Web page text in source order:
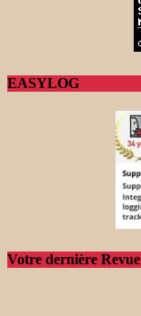
EASYLOG
Votre dernière Revue